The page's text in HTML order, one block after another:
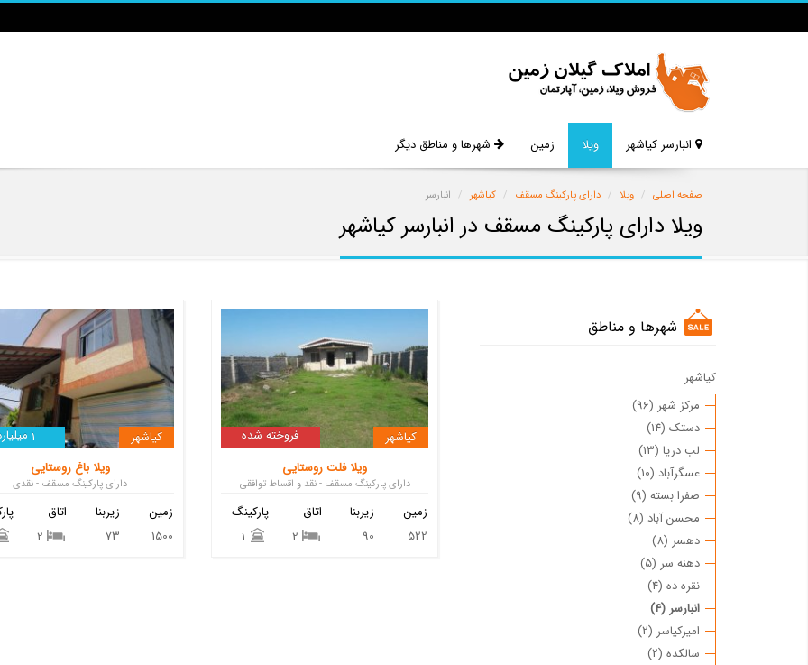
انبارسر کیاشهر ویلا زمین شهرها و مناطق دیگر
صفحه اصلی ویلا دارای پارکینگ مسقف کیاشهر انبارسر
ویلا دارای پارکینگ مسقف در انبارسر کیاشهر
شهرها و مناطق
کیاشهر
مرکز شهر (96)
دستک (14)
لب دریا (13)
عسگرآباد (10)
صفرا بسته (9)
محسن آباد (8)
دهسر (8)
دهنه سر (5)
نقره ده (4)
انبارسر (4)
امیرکیاسر (2)
سالکده (2)
1
کیاشهر
ویلا باغ روستایی
دارای پارکینگ مسقف - نقدی
اتاق
2
زیربنا
73
زمین
1500
فروخته شده
کیاشهر
ویلا فلت روستایی
دارای پارکینگ مسقف - نقد و اقساط توافقی
پارکینگ
اتاق
زیربنا
90
زمین
522